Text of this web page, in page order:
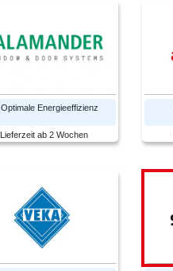
Optimale Energieeffizienz
Lieferzeit ab 2 Wochen